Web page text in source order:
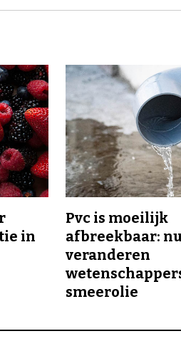
in
Pvc is moeilijk
afbreekbaar:
veranderen
smeerolie